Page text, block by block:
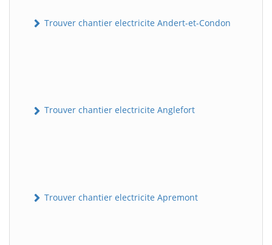
Trouver chantier electricite Andert-et-Condon
Trouver chantier electricite Anglefort
Trouver chantier electricite Apremont